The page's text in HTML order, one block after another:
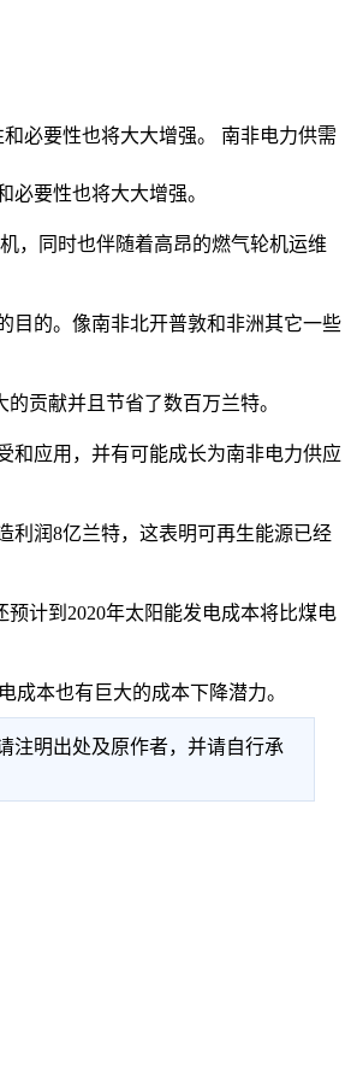
必要性也将大大增强。 南非电力供需
要性也将大大增强。
，同时也伴随着高昂的燃气轮机运维
的。像南非北开普敦和非洲其它一些
贡献并且节省了数百万兰特。
应用，并有可能成长为南非电力供应
润8亿兰特，这表明可再生能源已经
计到2020年太阳能发电成本将比煤电
本也有巨大的成本下降潜力。
注明出处及原作者，并请自行承